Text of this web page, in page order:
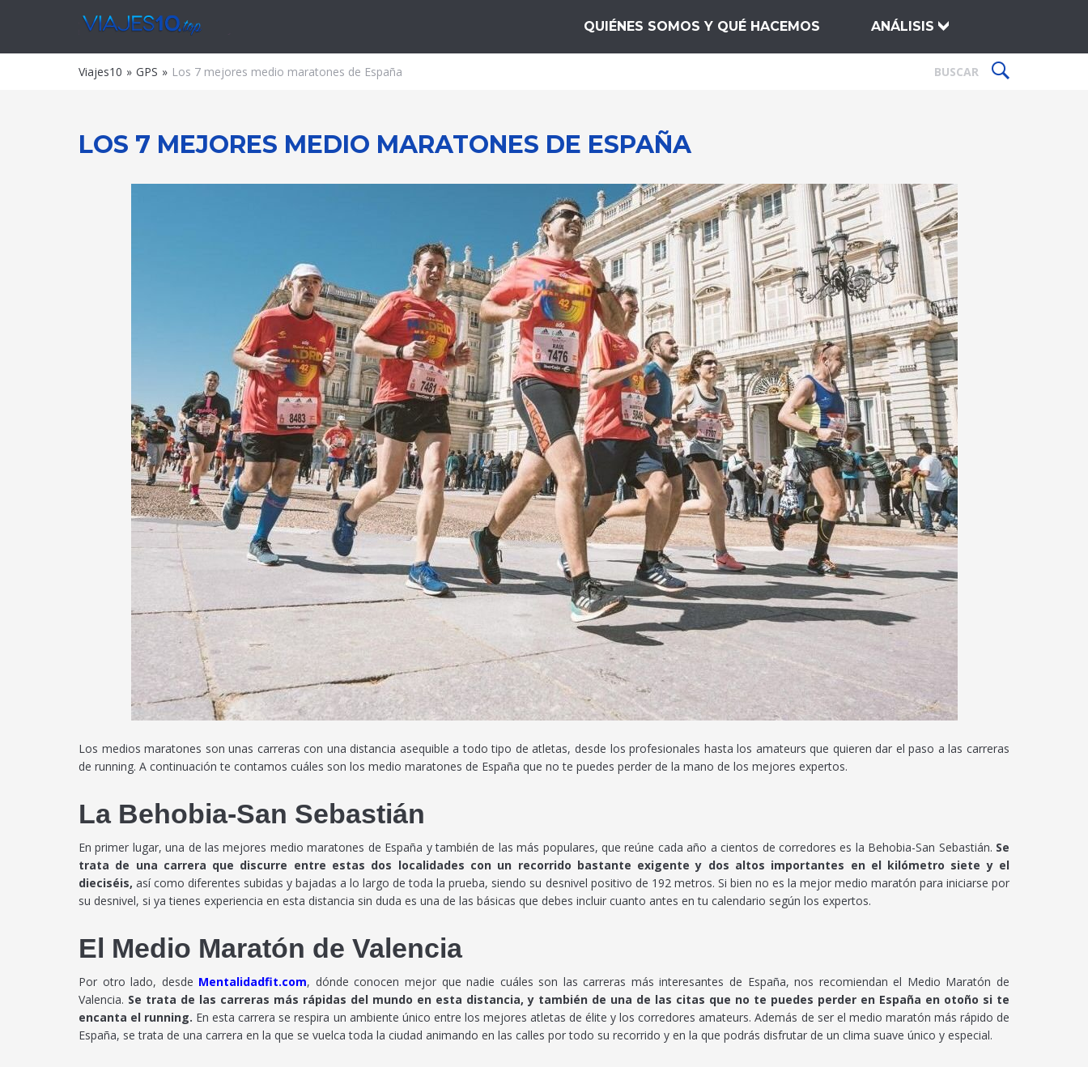
QUIÉNES SOMOS Y QUÉ HACEMOS ANÁLISIS
Viajes10 GPS Los 7 mejores medio maratones de España
LOS 7 MEJORES MEDIO MARATONES DE ESPAÑA
Los medios maratones son unas carreras con una distancia asequible a todo tipo de atletas, desde los profesionales hasta los amateurs que quieren dar el paso a las carreras
de running. A continuación te contamos cuáles son los medio maratones de España que no te puedes perder de la mano de los mejores expertos.
La Behobia-San Sebastián
En primer lugar, una de las mejores medio maratones de España y también de las más populares, que reúne cada año a cientos de corredores es la Behobia-San Sebastián. Se
trata de una carrera que discurre entre estas dos localidades con un recorrido bastante exigente y dos altos importantes en el kilómetro siete y el
dieciséis,así como diferentes subidas y bajadas a lo largo de toda la prueba, siendo su desnivel positivo de 192 metros. Si bien no es la mejor medio maratón para iniciarse por
su desnivel, si ya tienes experiencia en esta distancia sin duda es una de las básicas que debes incluir cuanto antes en tu calendario según los expertos.
El Medio Maratón de Valencia
Por otro lado, desde Mentalidadfit.com, dónde conocen mejor que nadie cuáles son las carreras más interesantes de España, nos recomiendan el Medio Maratón de
Valencia. Se trata de las carreras más rápidas del mundo en esta distancia, y también de una de las citas que no te puedes perder en España en otoño si te
encanta el running. En esta carrera se respira un ambiente único entre los mejores atletas de élite y los corredores amateurs. Además de ser el medio maratón más rápido de
España, se trata de una carrera en la que se vuelca toda la ciudad animando en las calles por todo su recorrido y en la que podrás disfrutar de un clima suave único y especial.